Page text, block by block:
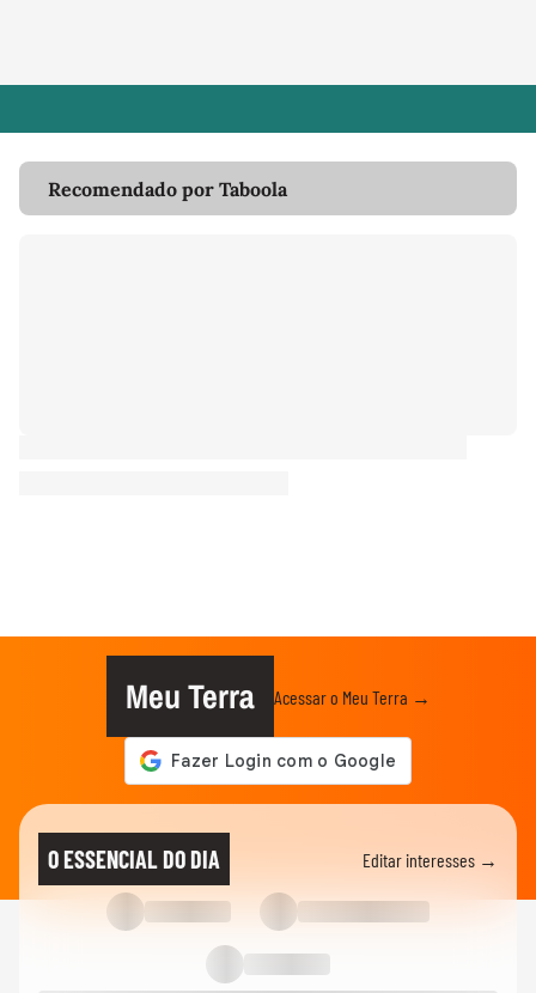
Recomendado por Taboola
Meu Terra Acessar o Meu Terra →
O ESSENCIAL DO DIA Editar interesses →